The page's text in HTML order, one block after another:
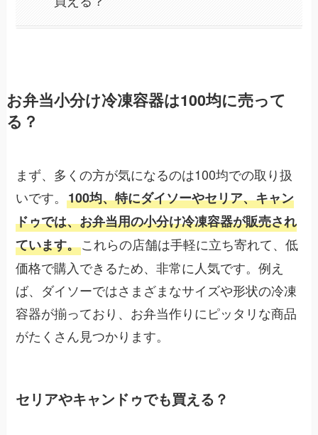
お弁当小分け冷凍容器は100均に売って
る？
まず、多くの方が気になるのは100均での取り扱
いです。100均、特にダイソーやセリア、キャン
ドゥでは、お弁当用の小分け冷凍容器が販売され
ています。これらの店舗は手軽に立ち寄れて、低
価格で購入できるため、非常に人気です。例え
ば、ダイソーではさまざまなサイズや形状の冷凍
容器が揃っており、お弁当作りにピッタリな商品
がたくさん見つかります。
セリアやキャンドゥでも買える？